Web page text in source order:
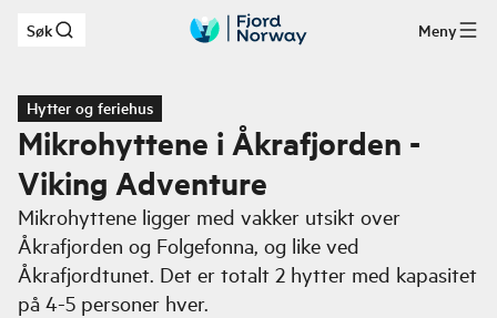
Hopp til hovedinnhold
Søk Meny
Hytter og feriehus
Mikrohyttene i Åkrafjorden -
Viking Adventure
Mikrohyttene ligger med vakker utsikt over
Åkrafjorden og Folgefonna, og like ved
Åkrafjordtunet. Det er totalt 2 hytter med kapasitet
på 4-5 personer hver.